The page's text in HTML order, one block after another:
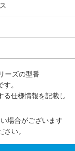
ーズの型番
。
仕様情報を記載し
場合がございます
さい。